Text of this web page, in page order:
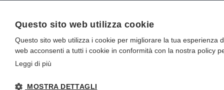
Questo sito web utilizza cookie
Questo sito web utilizza i cookie per migliorare la tua esperienza
web acconsenti a tutti i cookie in conformità con la nostra policy
Leggi di più
MOSTRA DETTAGLI